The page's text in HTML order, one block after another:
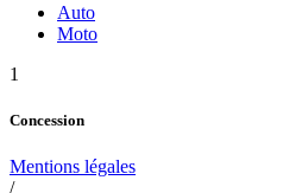
Auto
Moto
1
Concession
Mentions légales
/